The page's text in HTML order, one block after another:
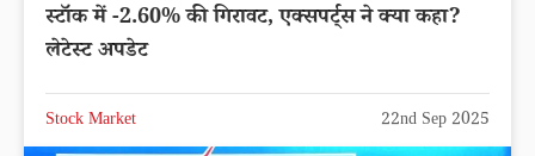
स्टॉक में -2.60% की गिरावट, एक्सपर्ट्स ने क्या कहा?
लेटेस्ट अपडेट
Stock Market 22nd Sep 2025